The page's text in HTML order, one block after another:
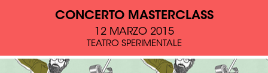
CONCERTO MASTERCLASS
12 MARZO 2015
TEATRO SPERIMENTALE